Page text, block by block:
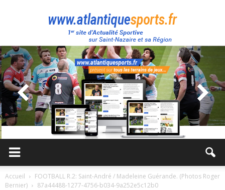
Atlantique
Sport
Accueil
FOOTBALL R.2: Saint-André / Madeleine Guérande. (Photos Roger
Bernier)
87a44488-1277-4756-b034-9a252e5c12b0